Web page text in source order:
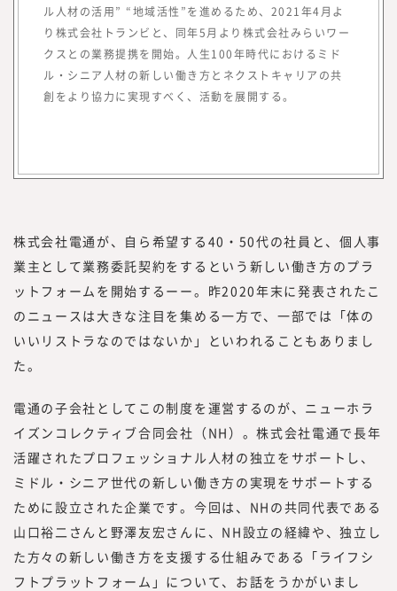
ル人材の活用” “地域活性”を進めるため、2021年4月よ
り株式会社トランビと、同年5月より株式会社みらいワー
クスとの業務提携を開始。人生100年時代におけるミド
ル・シニア人材の新しい働き方とネクストキャリアの共
創をより協力に実現すべく、活動を展開する。
株式会社電通が、自ら希望する40・50代の社員と、個人事
業主として業務委託契約をするという新しい働き方のプラ
ットフォームを開始するーー。昨2020年末に発表されたこ
のニュースは大きな注目を集める一方で、一部では「体の
いいリストラなのではないか」といわれることもありまし
た。
電通の子会社としてこの制度を運営するのが、ニューホラ
イズンコレクティブ合同会社（NH）。株式会社電通で長年
活躍されたプロフェッショナル人材の独立をサポートし、
ミドル・シニア世代の新しい働き方の実現をサポートする
ために設立された企業です。今回は、NHの共同代表である
山口裕二さんと野澤友宏さんに、NH設立の経緯や、独立し
た方々の新しい働き方を支援する仕組みである「ライフシ
フトプラットフォーム」について、お話をうかがいまし